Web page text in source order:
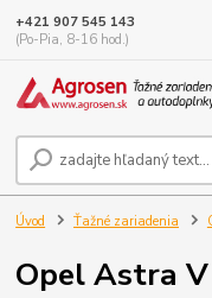
+421 907 545 143
(Po-Pia, 8-16 hod.)
Úvod Ťažné zariadenia
Opel Astra